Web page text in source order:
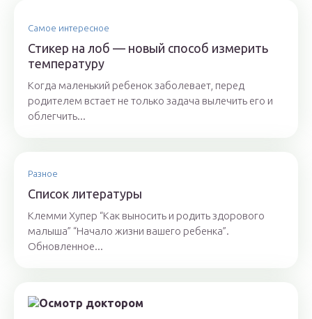
Самое интересное
Стикер на лоб — новый способ измерить
температуру
Когда маленький ребенок заболевает, перед
родителем встает не только задача вылечить его и
облегчить...
Разное
Список литературы
Клемми Хупер “Как выносить и родить здорового
малыша” “Начало жизни вашего ребенка”.
Обновленное...